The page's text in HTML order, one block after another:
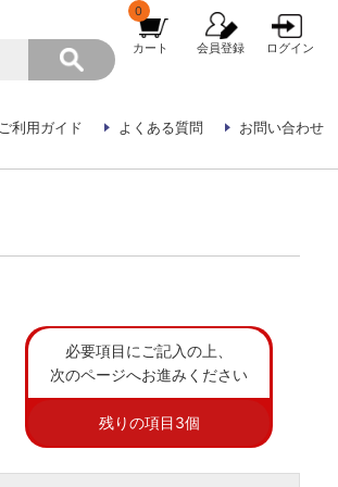
0
カート 会員登録 ログイン
ご利用ガイド よくある質問 お問い合わせ
必要項目にご記入の上、
次のページへお進みください
残りの項目3個